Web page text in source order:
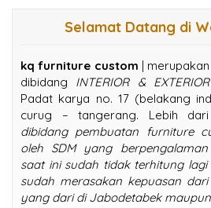
Selamat Datang di
kq furniture custom |
dibidang INTERIOR & EXTERIOR
Padat karya no. 17 (belakang
curug – tangerang. Lebih
dibidang pembuatan furniture
oleh SDM yang
saat ini sudah tidak terhitung
sudah merasakan kepuasan
yang dari di Jabodetabek